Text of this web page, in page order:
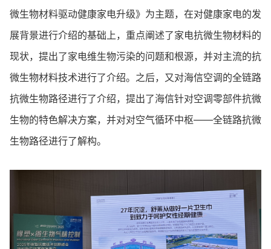
微生物材料驱动健康家电升级》为主题，在对健康家电的发
展背景进行介绍的基础上，重点阐述了家电抗微生物材料的
现状，提出了家电维生物污染的问题和根源，并对主流的抗
微生物材料技术进行了介绍。之后，又对海信空调的全链路
抗微生物路径进行了介绍，提出了海信针对空调零部件抗微
生物的特色解决方案，并对对空气循环中枢——全链路抗微
生物路径进行了解构。